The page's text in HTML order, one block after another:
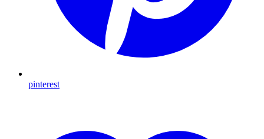
pinterest